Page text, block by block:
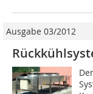
Ausgabe 03/2012